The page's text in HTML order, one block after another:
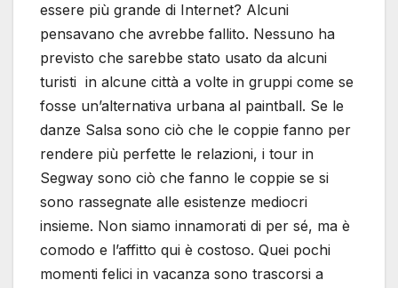
essere più grande di Internet? Alcuni
pensavano che avrebbe fallito. Nessuno ha
previsto che sarebbe stato usato da alcuni
turisti in alcune città a volte in gruppi come se
fosse un’alternativa urbana al paintball. Se le
danze Salsa sono ciò che le coppie fanno per
rendere più perfette le relazioni, i tour in
Segway sono ciò che fanno le coppie se si
sono rassegnate alle esistenze mediocri
insieme. Non siamo innamorati di per sé, ma è
comodo e l’affitto qui è costoso. Quei pochi
momenti felici in vacanza sono trascorsi a